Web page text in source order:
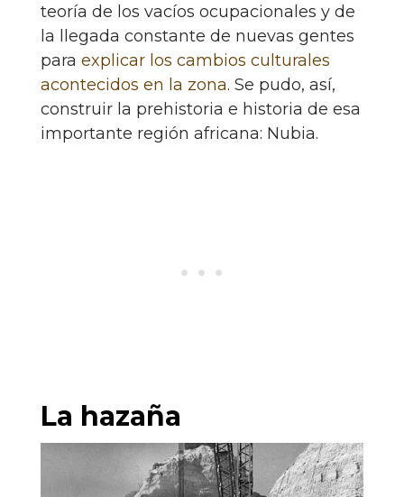
teoría de los vacíos ocupacionales y de
la llegada constante de nuevas gentes
para explicar los cambios culturales
acontecidos en la zona. Se pudo, así,
construir la prehistoria e historia de esa
importante región africana: Nubia.
La hazaña